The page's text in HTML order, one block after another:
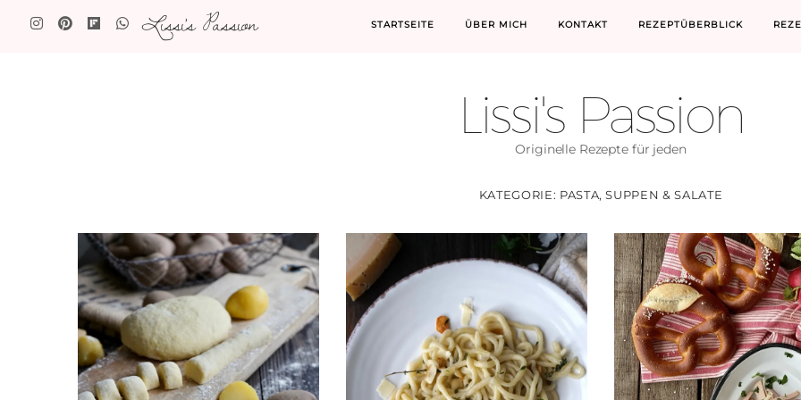
Lissi's Passion STARTSEITE ÜBER MICH KONTAKT REZEPTÜBERBLICK
Lissi's Passion
Originelle Rezepte für jeden
KATEGORIE: PASTA, SUPPEN & SALATE